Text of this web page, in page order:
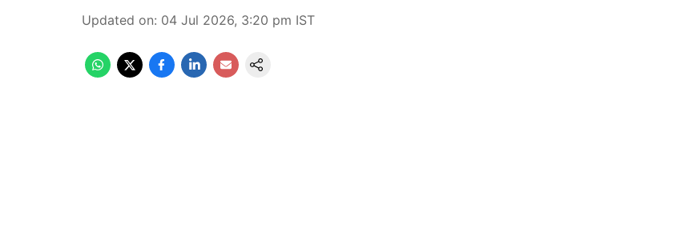
Updated on: 04 Jul 2026, 3:20 pm IST